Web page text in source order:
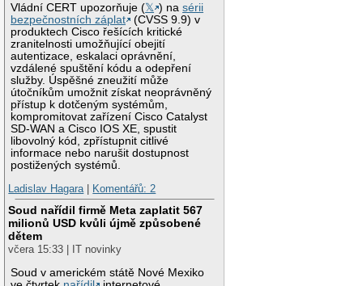
Vládní CERT upozorňuje (𝕏 ) nasérii
bezpečnostních záplat
(CVSS 9.9) v
produktech Cisco řešících kritické
zranitelnosti umožňující obejití
autentizace, eskalaci oprávnění,
vzdálené spuštění kódu a odepření
služby. Úspěšné zneužití může
útočníkům umožnit získat neoprávněný
přístup k dotčeným systémům,
kompromitovat zařízení Cisco Catalyst
SD-WAN a Cisco IOS XE, spustit
libovolný kód, zpřístupnit citlivé
informace nebo narušit dostupnost
postižených systémů.
Ladislav Hagara| Komentářů: 2
Soud nařídil firmě Meta zaplatit 567
milionů USD kvůli újmě způsobené
dětem
včera 15:33 | IT novinky
Soud v americkém státě Nové Mexiko